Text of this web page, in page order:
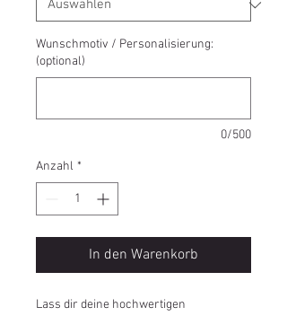
Wunschmotiv / Personalisierung:
(optional)
0/500
Anzahl *
In den Warenkorb
Lass dir deine hochwertigen